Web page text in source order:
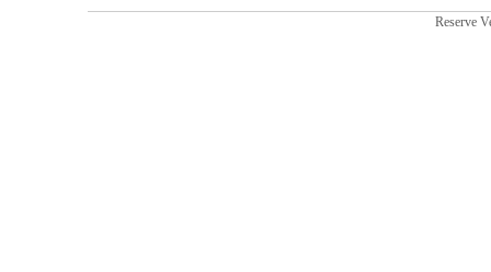
Reserve